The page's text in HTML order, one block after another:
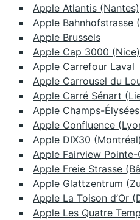
Apple Atlantis (Nantes)
Apple Bahnhofstrasse
Apple Brussels
Apple Cap 3000 (Nice)
Apple Carrefour Laval
Apple Carrousel du
Apple Carré Sénart
Apple Champs-
Apple Confluence
Apple DIX30 (Montréal)
Apple Fairview Pointe-
Apple Freie Strasse
Apple Glattzentrum
Apple La Toison d’Or
Apple Les Quatre